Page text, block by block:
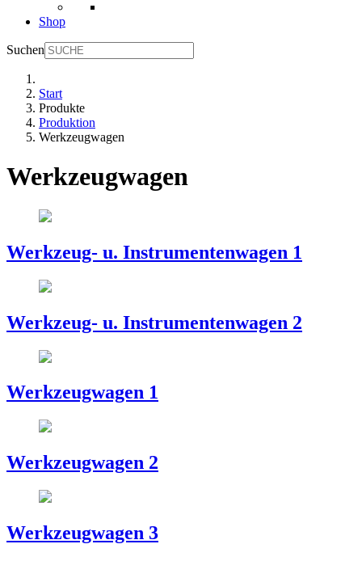
Shop
Suchen
Start
Produkte
Produktion
Werkzeugwagen
Werkzeugwagen
Werkzeug- u. Instrumentenwagen 1
Werkzeug- u. Instrumentenwagen 2
Werkzeugwagen 1
Werkzeugwagen 2
Werkzeugwagen 3